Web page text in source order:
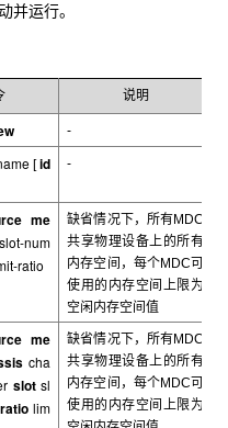
并运行。
说明
-
[id -
me
slot-num
ratio
缺省情况下，所有MDC
共享物理设备上的所有
内存空间，每个MDC可
使用的内存空间上限为
空闲内存空间值
me
cha
slot sl
ratio lim
缺省情况下，所有MDC
共享物理设备上的所有
内存空间，每个MDC可
使用的内存空间上限为